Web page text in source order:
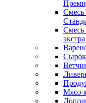
Смесь
Смесь
экстра
Мясо-